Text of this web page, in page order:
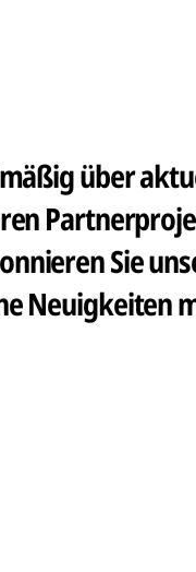
über
Sie
Neuigkeiten